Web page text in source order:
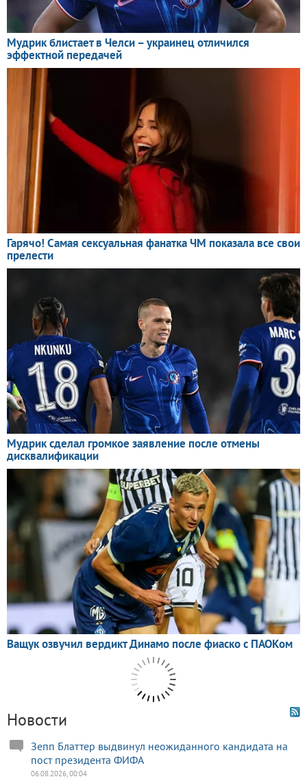
Новости
Зепп Блаттер выдвинул неожиданного кандидата на
пост президента ФИФА
06.08.2026, 00:04